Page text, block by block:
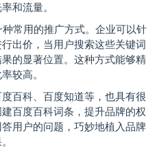
和流量。
常用的推广方式。企业可以针
出价，当用户搜索这些关键词
的显著位置。这种方式能够精
较高。
百科、百度知道等，也具有很
百度百科词条，提升品牌的权
用户的问题，巧妙地植入品牌